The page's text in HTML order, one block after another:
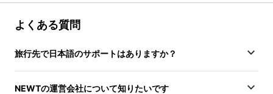
よくある質問
旅行先で日本語のサポートはありますか？
NEWTの運営会社について知りたいです